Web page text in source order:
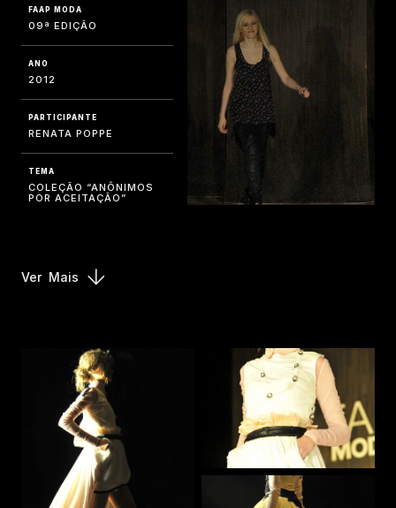
FAAP MODA
09ª EDIÇÃO
ANO
2012
PARTICIPANTE
RENATA POPPE
TEMA
COLEÇÃO “ANÔNIMOS
POR ACEITAÇÃO”
Ver Mais